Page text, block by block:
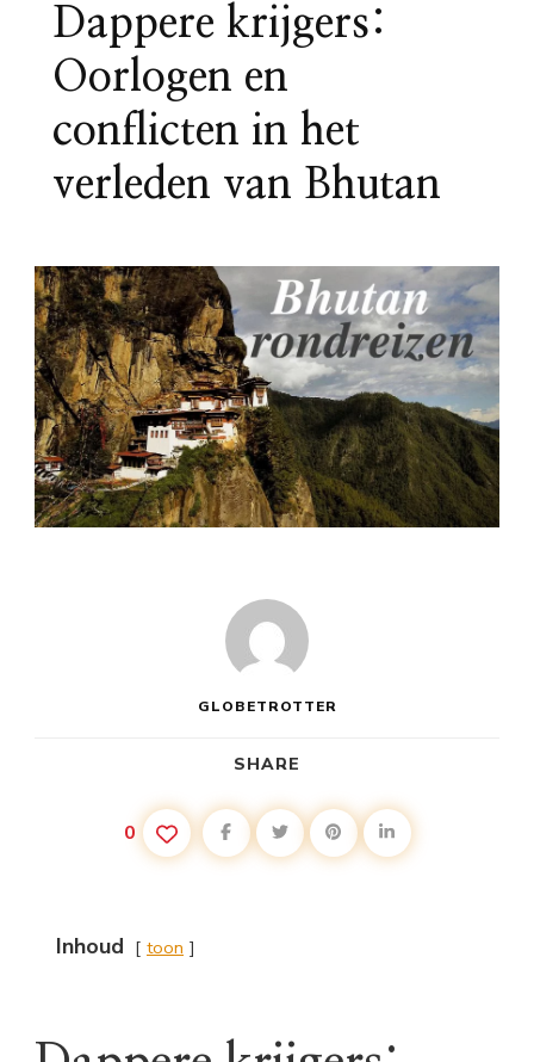
Dappere krijgers:
Oorlogen en
conflicten in het
verleden van Bhutan
GLOBETROTTER
SHARE
0
Inhoud toon